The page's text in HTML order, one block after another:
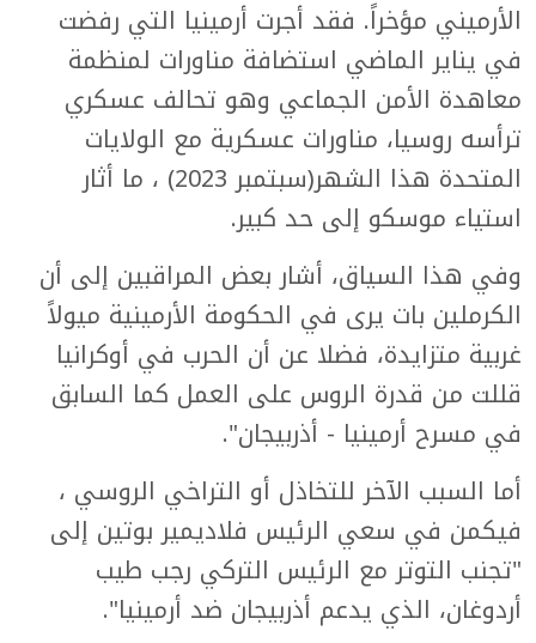
الأرميني مؤخراً. فقد أجرت أرمينيا التي رفضت
في يناير الماضي استضافة مناورات لمنظمة
معاهدة الأمن الجماعي وهو تحالف عسكري
ترأسه روسيا، مناورات عسكرية مع الولايات
المتحدة هذا الشهر(سبتمبر 2023) ، ما أثار
استياء موسكو إلى حد كبير.
وفي هذا السياق، أشار بعض المراقبين إلى أن
الكرملين بات يرى في الحكومة الأرمينية ميولاً
غربية متزايدة، فضلا عن أن الحرب في أوكرانيا
قللت من قدرة الروس على العمل كما السابق
في مسرح أرمينيا - أذربيجان".
أما السبب الآخر للتخاذل أو التراخي الروسي ،
فيكمن في سعي الرئيس فلاديمير بوتين إلى
"تجنب التوتر مع الرئيس التركي رجب طيب
أردوغان، الذي يدعم أذربيجان ضد أرمينيا".